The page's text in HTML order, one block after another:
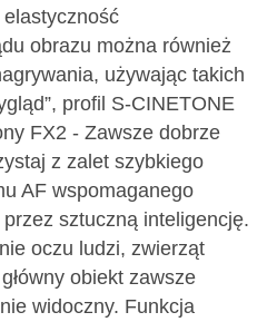
obrazu można również
używając takich
profil S-CINETONE
FX2 - Zawsze dobrze
z zalet szybkiego
AF wspomaganego
sztuczną inteligencję.
oczu ludzi, zwierząt
obiekt zawsze
widoczny. Funkcja